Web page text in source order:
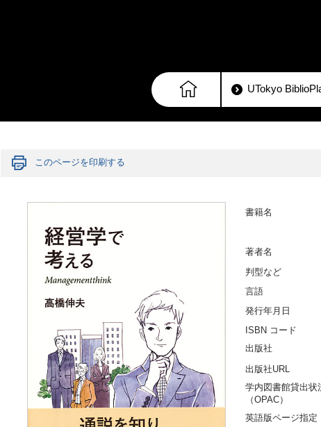
UTokyo
このページを印刷する
書籍名
著者名
判型など
言語
発行年月日
ISBN コード
出版社
出版社URL
学内図書館貸出状
（OPAC）
英語版ページ指定